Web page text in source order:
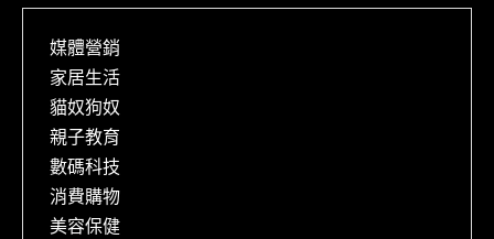
媒體營銷
家居生活
貓奴狗奴
親子教育
數碼科技
消費購物
美容保健